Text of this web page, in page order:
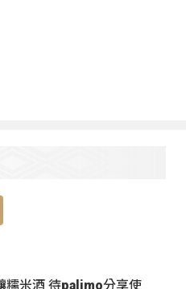
糯米酒 待palimo分享使